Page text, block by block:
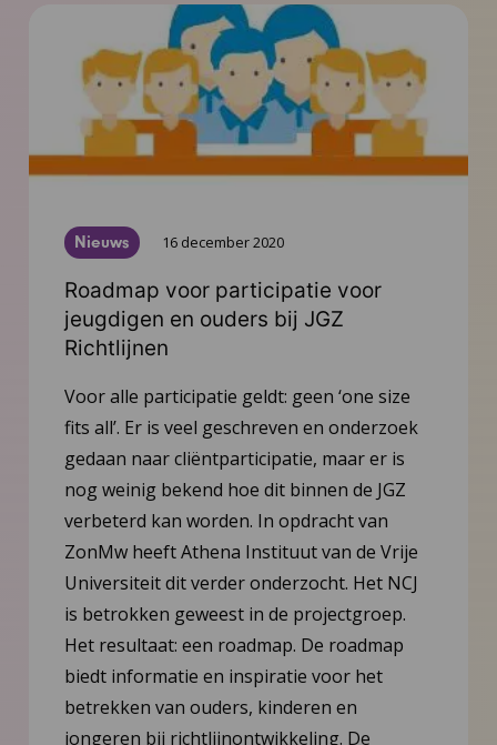
Nieuws 16 december 2020
Roadmap voor participatie voor
jeugdigen en ouders bij JGZ
Richtlijnen
Voor alle participatie geldt: geen ‘one size
fits all’. Er is veel geschreven en onderzoek
gedaan naar cliëntparticipatie, maar er is
nog weinig bekend hoe dit binnen de JGZ
verbeterd kan worden. In opdracht van
ZonMw heeft Athena Instituut van de Vrije
Universiteit dit verder onderzocht. Het NCJ
is betrokken geweest in de projectgroep.
Het resultaat: een roadmap. De roadmap
biedt informatie en inspiratie voor het
betrekken van ouders, kinderen en
jongeren bij richtlijnontwikkeling. De